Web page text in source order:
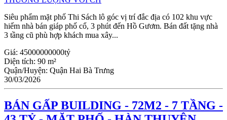
Siêu phẩm mặt phố Thi Sách lô góc vị trí đắc địa có 102 khu vực
hiếm nhà bán giáp phố cổ, 3 phút đến Hồ Gươm. Bán đất tặng nhà
3 tầng cũ phù hợp khách mua xây...
Giá: 45000000000tỷ
Diện tích: 90 m²
Quận/Huyện: Quận Hai Bà Trưng
30/03/2026
BÁN GẤP BUILDING - 72M2 - 7 TẦNG -